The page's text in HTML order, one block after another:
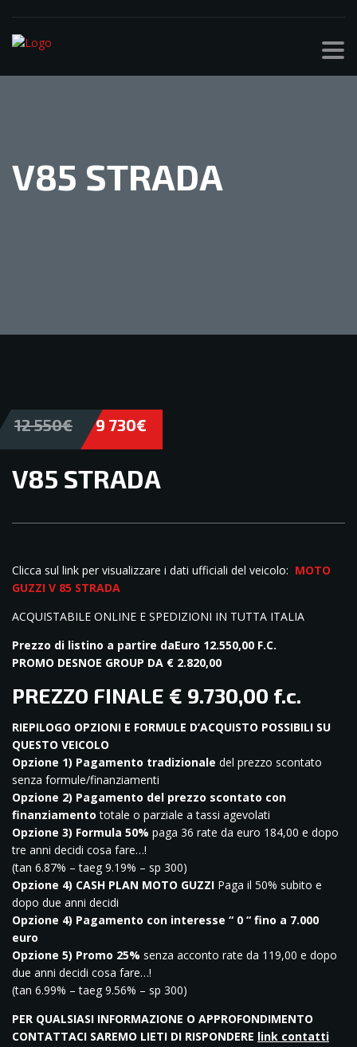
V85 STRADA
12 550€ 9 730€
V85 STRADA
2
OCCASIONE
Clicca sul link per visualizzare i dati ufficiali del veicolo: MOTO
GUZZI V 85 STRADA
ACQUISTABILE ONLINE E SPEDIZIONI IN TUTTA ITALIA
Prezzo di listino a partire daEuro 12.550,00 F.C.
PROMO DESNOE GROUP DA € 2.820,00
PREZZO FINALE € 9.730,00 f.c.
RIEPILOGO OPZIONI E FORMULE D’ACQUISTO POSSIBILI SU
QUESTO VEICOLO
Opzione 1) Pagamento tradizionale del prezzo scontato
senza formule/finanziamenti
Opzione 2) Pagamento del prezzo scontato con
finanziamento totale o parziale a tassi agevolati
Opzione 3) Formula 50% paga 36 rate da euro 184,00 e dopo
tre anni decidi cosa fare…!
(tan 6.87% – taeg 9.19% – sp 300)
Opzione 4) CASH PLAN MOTO GUZZI Paga il 50% subito e
dopo due anni decidi
Opzione 4) Pagamento con interesse “ 0 “ fino a 7.000
euro
Opzione 5) Promo 25% senza acconto rate da 119,00 e dopo
due anni decidi cosa fare…!
(tan 6.99% – taeg 9.56% – sp 300)
PER QUALSIASI INFORMAZIONE O APPROFONDIMENTO
CONTATTACI SAREMO LIETI DI RISPONDERE link contatti